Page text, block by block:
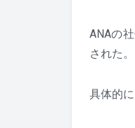
ANAの
された。
具体的